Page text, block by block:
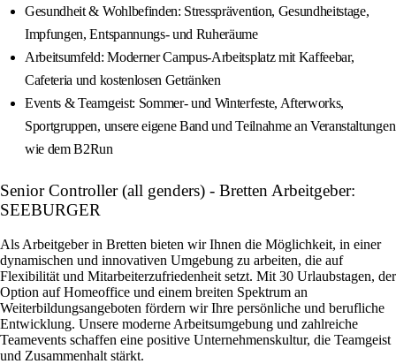
Gesundheit & Wohlbefinden: Stressprävention, Gesundheitstage,
Impfungen, Entspannungs- und Ruheräume
Arbeitsumfeld: Moderner Campus-Arbeitsplatz mit Kaffeebar,
Cafeteria und kostenlosen Getränken
Events & Teamgeist: Sommer- und Winterfeste, Afterworks,
Sportgruppen, unsere eigene Band und Teilnahme an Veranstaltungen
wie dem B2Run
Senior Controller (all genders) - Bretten Arbeitgeber:
SEEBURGER
Als Arbeitgeber in Bretten bieten wir Ihnen die Möglichkeit, in einer
dynamischen und innovativen Umgebung zu arbeiten, die auf
Flexibilität und Mitarbeiterzufriedenheit setzt. Mit 30 Urlaubstagen, der
Option auf Homeoffice und einem breiten Spektrum an
Weiterbildungsangeboten fördern wir Ihre persönliche und berufliche
Entwicklung. Unsere moderne Arbeitsumgebung und zahlreiche
Teamevents schaffen eine positive Unternehmenskultur, die Teamgeist
und Zusammenhalt stärkt.